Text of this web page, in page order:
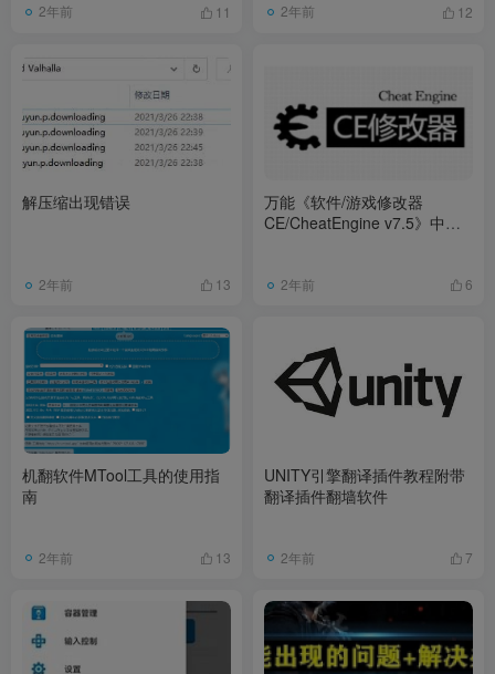
2年前 11 2年前 12
解压缩出现错误
2年前 13
万能《软件/游戏修改器
CE/CheatEngine v7.5》中文
2年前 6
机翻软件MTool工具的使用指
南
2年前 13
UNITY引擎翻译插件教程附带
翻译插件翻墙软件
2年前 7